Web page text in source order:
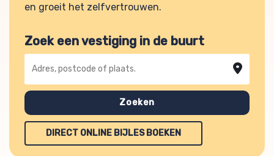
en groeit het zelfvertrouwen.
Zoek een vestiging in de buurt
Zoeken
DIRECT ONLINE BIJLES BOEKEN